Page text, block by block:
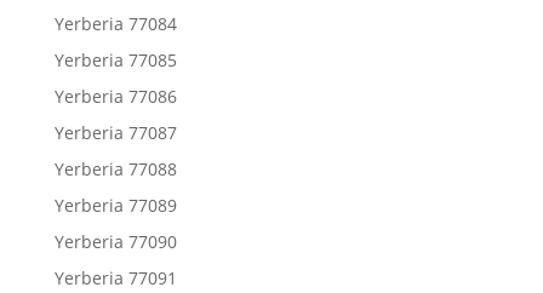
Yerberia 77084
Yerberia 77085
Yerberia 77086
Yerberia 77087
Yerberia 77088
Yerberia 77089
Yerberia 77090
Yerberia 77091